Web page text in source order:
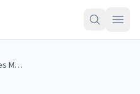
Cómo Encontrar Expedientes Médicos Antiguos en Línea